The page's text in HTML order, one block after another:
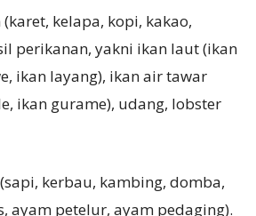
kelapa, kopi, kakao,
perikanan, yakni ikan laut (ikan
ikan layang), ikan air tawar
ikan gurame), udang, lobster
kerbau, kambing, domba,
ayam petelur, ayam pedaging).